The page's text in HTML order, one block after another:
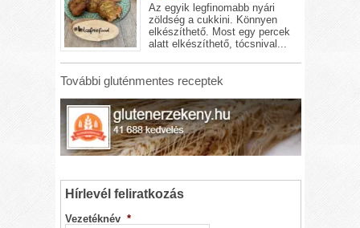
Az egyik legfinomabb nyári
zöldség a cukkini. Könnyen
elkészíthető. Most egy percek
alatt elkészíthető, tócsnival...
További gluténmentes receptek
Hírlevél feliratkozás
Vezetéknév *